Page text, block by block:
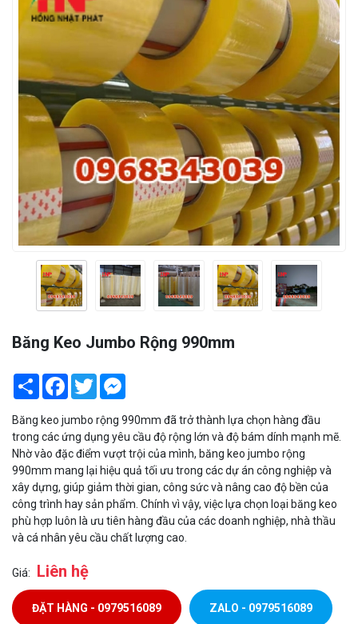
Băng Keo Jumbo Rộng 990mm
Share Facebook
Twitter
Băng keo jumbo rộng 990mm đã trở thành lựa chọn hàng đầu
trong các ứng dụng yêu cầu độ rộng lớn và độ bám dính mạnh mẽ.
Nhờ vào đặc điểm vượt trội của mình, băng keo jumbo rộng
990mm mang lại hiệu quả tối ưu trong các dự án công nghiệp và
xây dựng, giúp giảm thời gian, công sức và nâng cao độ bền của
công trình hay sản phẩm. Chính vì vậy, việc lựa chọn loại băng keo
phù hợp luôn là ưu tiên hàng đầu của các doanh nghiệp, nhà thầu
và cá nhân yêu cầu chất lượng cao.
Giá: Liên hệ
ĐẶT HÀNG - 0979516089 ZALO - 0979516089